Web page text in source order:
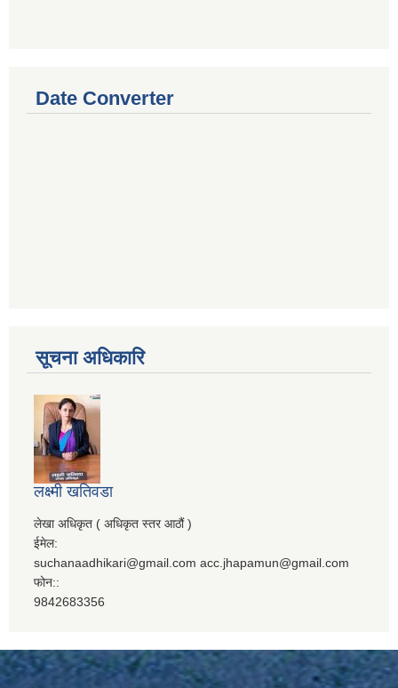
Date Converter
सूचना अधिकारि
लक्ष्मी खतिवडा
लेखा अधिकृत ( अधिकृत स्तर आठौं )
ईमेल:
suchanaadhikari@gmail.com acc.jhapamun@gmail.com
फोन::
9842683356